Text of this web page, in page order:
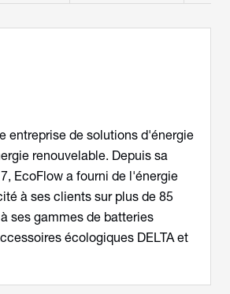
entreprise de solutions d'énergie
renouvelable. Depuis sa
EcoFlow a fourni de l'énergie
à ses clients sur plus de 85
ses gammes de batteries
écologiques DELTA et